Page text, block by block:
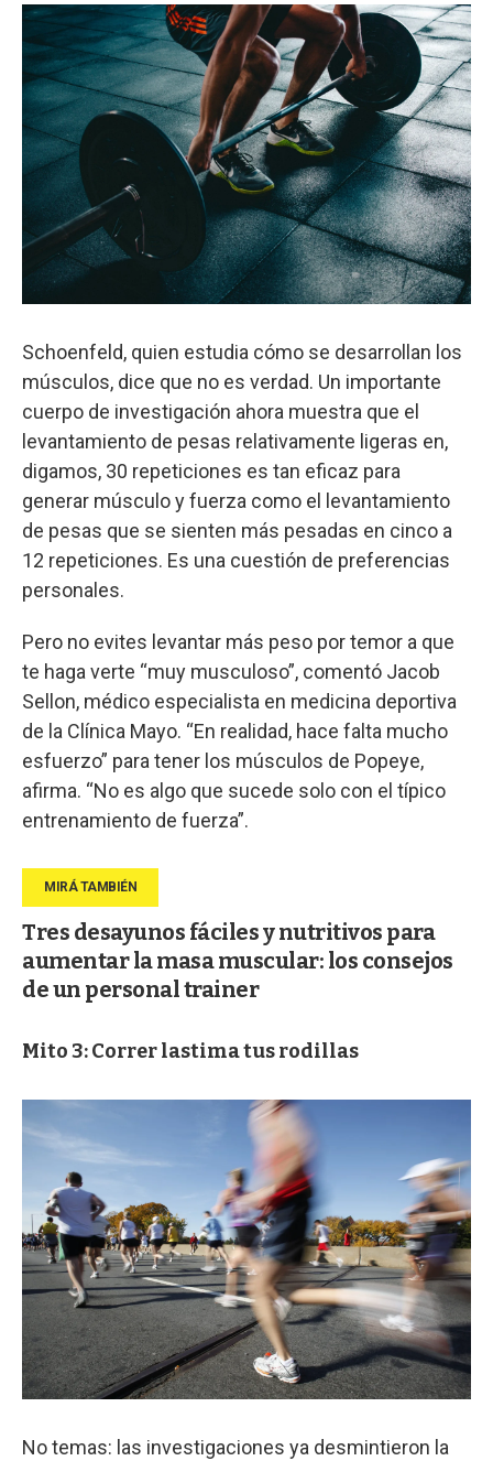
Schoenfeld, quien estudia cómo se desarrollan los
músculos, dice que no es verdad. Un importante
cuerpo de investigación ahora muestra que el
levantamiento de pesas relativamente ligeras en,
digamos, 30 repeticiones es tan eficaz para
generar músculo y fuerza como el levantamiento
de pesas que se sienten más pesadas en cinco a
12 repeticiones. Es una cuestión de preferencias
personales.
Pero no evites levantar más peso por temor a que
te haga verte “muy musculoso”, comentó Jacob
Sellon, médico especialista en medicina deportiva
de la Clínica Mayo. “En realidad, hace falta mucho
esfuerzo” para tener los músculos de Popeye,
afirma. “No es algo que sucede solo con el típico
entrenamiento de fuerza”.
Tres desayunos fáciles y nutritivos para
aumentar la masa muscular: los consejos
de un personal trainer
Mito 3: Correr lastima tus rodillas
No temas: las investigaciones ya desmintieron la